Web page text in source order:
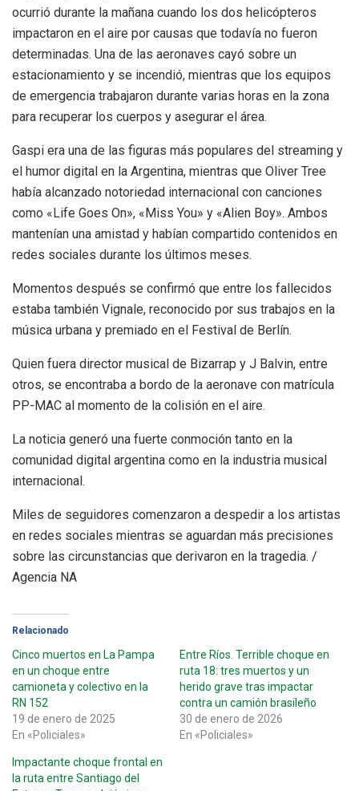
ocurrió durante la mañana cuando los dos helicópteros
impactaron en el aire por causas que todavía no fueron
determinadas. Una de las aeronaves cayó sobre un
estacionamiento y se incendió, mientras que los equipos
de emergencia trabajaron durante varias horas en la zona
para recuperar los cuerpos y asegurar el área.
Gaspi era una de las figuras más populares del streaming y
el humor digital en la Argentina, mientras que Oliver Tree
había alcanzado notoriedad internacional con canciones
como «Life Goes On», «Miss You» y «Alien Boy». Ambos
mantenían una amistad y habían compartido contenidos en
redes sociales durante los últimos meses.
Momentos después se confirmó que entre los fallecidos
estaba también Vignale, reconocido por sus trabajos en la
música urbana y premiado en el Festival de Berlín.
Quien fuera director musical de Bizarrap y J Balvin, entre
otros, se encontraba a bordo de la aeronave con matrícula
PP-MAC al momento de la colisión en el aire.
La noticia generó una fuerte conmoción tanto en la
comunidad digital argentina como en la industria musical
internacional.
Miles de seguidores comenzaron a despedir a los artistas
en redes sociales mientras se aguardan más precisiones
sobre las circunstancias que derivaron en la tragedia. /
Agencia NA
Relacionado
Cinco muertos en La Pampa
en un choque entre
camioneta y colectivo en la
RN 152
19 de enero de 2025
En «Policiales»
Entre Ríos. Terrible choque en
ruta 18: tres muertos y un
herido grave tras impactar
contra un camión brasileño
30 de enero de 2026
En «Policiales»
Impactante choque frontal en
la ruta entre Santiago del